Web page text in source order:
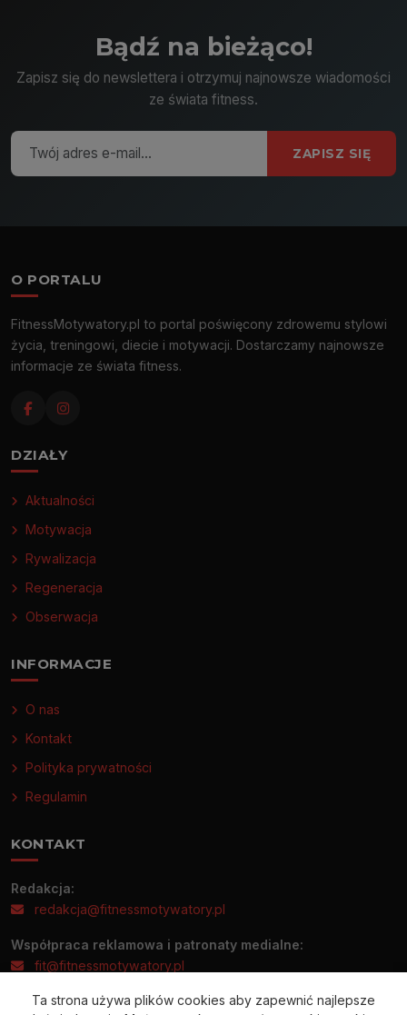
Bądź na bieżąco!
Zapisz się do newslettera i otrzymuj najnowsze wiadomości
ze świata fitness.
ZAPISZ SIĘ
O PORTALU
FitnessMotywatory.pl to portal poświęcony zdrowemu stylowi
życia, treningowi, diecie i motywacji. Dostarczamy najnowsze
informacje ze świata fitness.
DZIAŁY
Aktualności
Motywacja
Rywalizacja
Regeneracja
Obserwacja
INFORMACJE
O nas
Kontakt
Polityka prywatności
Regulamin
KONTAKT
Redakcja:
redakcja@fitnessmotywatory.pl
Współpraca reklamowa i patronaty medialne:
fit@fitnessmotywatory.pl
Informacje prasowe prosimy wysyłać wyłącznie na adres:
Ta strona używa plików cookies aby zapewnić najlepsze